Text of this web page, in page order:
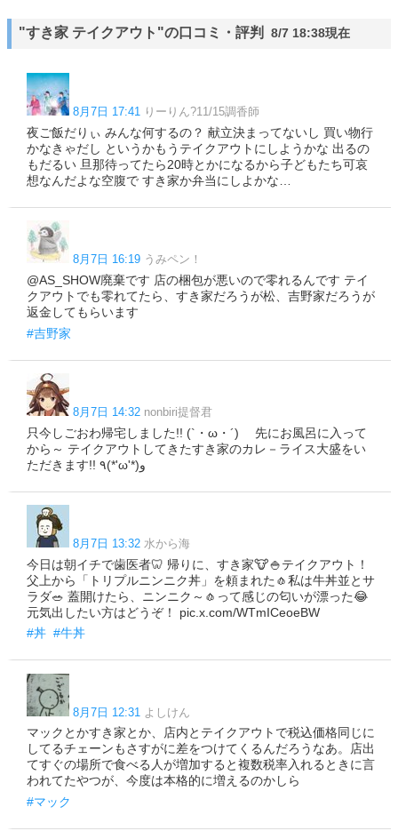
"すき家 テイクアウト"の口コミ・評判 8/7 18:38現在
8月7日 17:41 りーりん?11/15調香師
夜ご飯だりぃ みんな何するの？ 献立決まってないし 買い物行
かなきゃだし というかもうテイクアウトにしようかな 出るの
もだるい 旦那待ってたら20時とかになるから子どもたち可哀
想なんだよな空腹で すき家か弁当にしよかな…
8月7日 16:19 うみペン！
@AS_SHOW廃棄です 店の梱包が悪いので零れるんです テイ
クアウトでも零れてたら、すき家だろうが松、吉野家だろうが
返金してもらいます
#吉野家
8月7日 14:32 nonbiri提督君
只今しごおわ帰宅しました!! (`・ω・´)ゞ 先にお風呂に入って
から～ テイクアウトしてきたすき家のカレ－ライス大盛をい
ただきます!! ٩(*'ω'*)و
8月7日 13:32 水から海
今日は朝イチで歯医者🦷 帰りに、すき家🐮🍚テイクアウト！
父上から「トリプルニンニク丼」を頼まれた🧄私は牛丼並とサ
ラダ🥗 蓋開けたら、ニンニク～🧄って感じの匂いが漂った😂
元気出したい方はどうぞ！ pic.x.com/WTmICeoeBW
#丼 #牛丼
8月7日 12:31 よしけん
マックとかすき家とか、店内とテイクアウトで税込価格同じに
してるチェーンもさすがに差をつけてくるんだろうなあ。店出
てすぐの場所で食べる人が増加すると複数税率入れるときに言
われてたやつが、今度は本格的に増えるのかしら
#マック